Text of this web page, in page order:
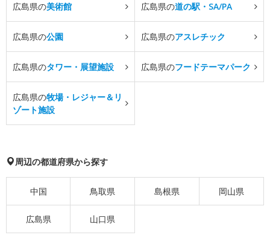
広島県の美術館 広島県の道の駅・SA/PA
広島県の公園 広島県のアスレチック
広島県のタワー・展望施設 広島県のフードテーマパーク
広島県の牧場・レジャー＆リ
ゾート施設
周辺の都道府県から探す
中国 鳥取県 島根県 岡山県
広島県 山口県